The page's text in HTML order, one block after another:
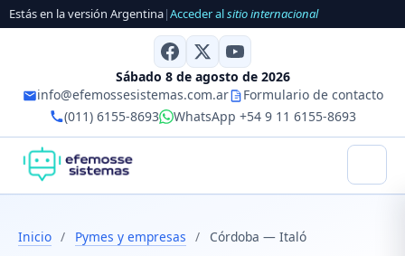
Estás en la versión Argentina|Acceder alsitio internacional
Sábado 8 de agosto de 2026
info@efemossesistemas.com.ar
Formulario de contacto
(011) 6155-8693
WhatsApp +54 9 11 6155-8693
Inicio / Pymes y empresas / Córdoba — Italó